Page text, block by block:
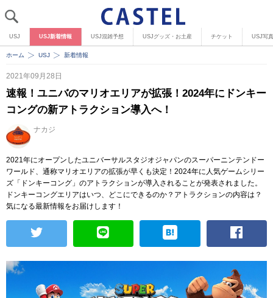
USJ USJ新着情報 USJ混雑予想 USJグッズ・お土産 チケット USJ写
ホーム USJ 新着情報
2021年09月28日
速報！ユニバのマリオエリアが拡張！2024年にドンキー
コングの新アトラクション導入へ！
ナカジ
2021年にオープンしたユニバーサルスタジオジャパンのスーパーニンテンドー
ワールド、通称マリオエリアの拡張が早くも決定！2024年に人気ゲームシリー
ズ「ドンキーコング」のアトラクションが導入されることが発表されました。
ドンキーコングエリアはいつ、どこにできるのか？アトラクションの内容は？
気になる最新情報をお届けします！